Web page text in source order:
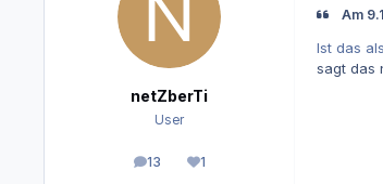
netZberTi
User
13
Beiträge1
Reputation
Am
Ist das
sagt das